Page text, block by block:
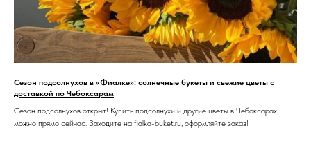
Сезон подсолнухов в «Фиалке»: солнечные букеты и свежие цветы с
доставкой по Чебоксарам
Сезон подсолнухов открыт! Купить подсолнухи и другие цветы в Чебоксарах
можно прямо сейчас. Заходите на fialka-buket.ru, оформляйте заказ!